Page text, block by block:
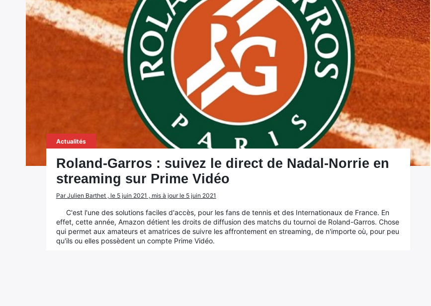
Actualités
Roland-Garros : suivez le direct de Nadal-Norrie en
streaming sur Prime Vidéo
Par Julien Barthet , le 5 juin 2021 , mis à jour le 5 juin 2021
C'est l'une des solutions faciles d'accès, pour les fans de tennis et des Internationaux de France. En
effet, cette année, Amazon détient les droits de diffusion des matchs du tournoi de Roland-Garros. Chose
qui permet aux amateurs et amatrices de suivre les affrontement en streaming, de n'importe où, pour peu
qu'ils ou elles possèdent un compte Prime Vidéo.